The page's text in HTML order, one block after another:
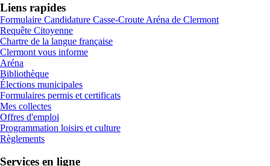
Liens rapides
Formulaire Candidature Casse-Croute Aréna de Clermont
Requête Citoyenne
Chartre de la langue française
Clermont vous informe
Aréna
Bibliothèque
Élections municipales
Formulaires permis et certificats
Mes collectes
Offres d'emploi
Programmation loisirs et culture
Règlements
Services en ligne